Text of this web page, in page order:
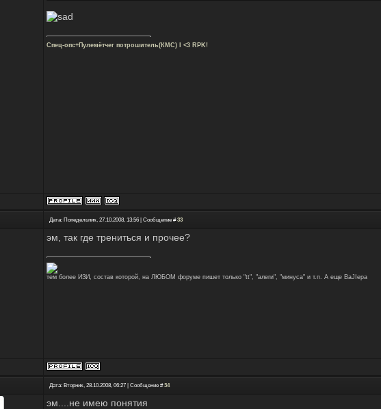
Спец-опс+Пулемётчег потрошитель(КМС) I <3 RPK!
Дата: Понедельник, 27.10.2008, 13:56 | Сообщение #33
эм, так где трениться и прочее?
тем более ИЗИ, состав которой, на ЛЮБОМ форуме пишет только "tt", "алеги", "минуса" и т.п. А еще BaJIepa
Дата: Вторник, 28.10.2008, 06:27 | Сообщение #34
эм....не имею понятия